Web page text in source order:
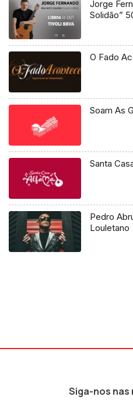
Jorge
Solidão”
O Fado
Soam As
Santa
Pedro
Louletano
Siga-nos nas